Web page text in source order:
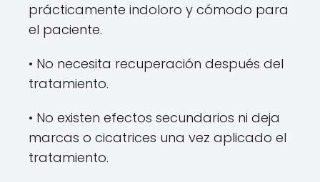
prácticamente indoloro y cómodo para
el paciente.
• No necesita recuperación después del
tratamiento.
• No existen efectos secundarios ni deja
marcas o cicatrices una vez aplicado el
tratamiento.